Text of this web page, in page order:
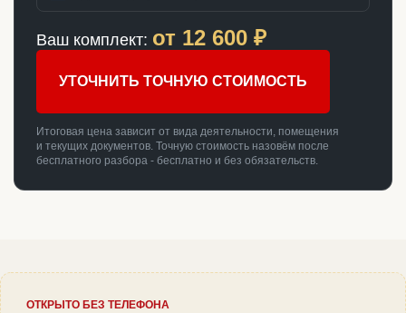
Ваш комплект: от 12 600 ₽
УТОЧНИТЬ ТОЧНУЮ СТОИМОСТЬ
Итоговая цена зависит от вида деятельности, помещения
и текущих документов. Точную стоимость назовём после
бесплатного разбора - бесплатно и без обязательств.
ОТКРЫТО БЕЗ ТЕЛЕФОНА